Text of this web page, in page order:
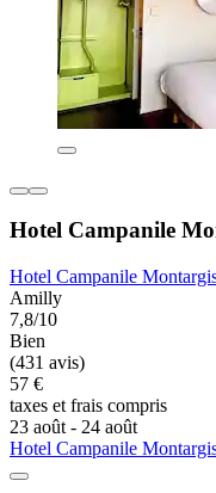
Hotel Campanile
Hotel Campanile
Amilly
7,8/10
Bien
(431 avis)
57 €
taxes et frais compris
23 août - 24 août
Hotel Campanile